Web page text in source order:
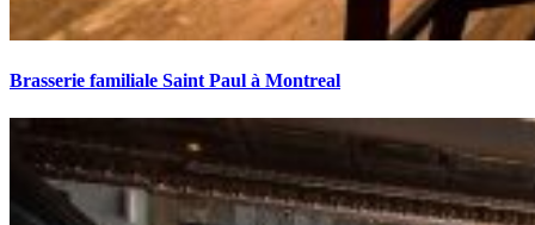
Brasserie familiale Saint Paul à Montreal